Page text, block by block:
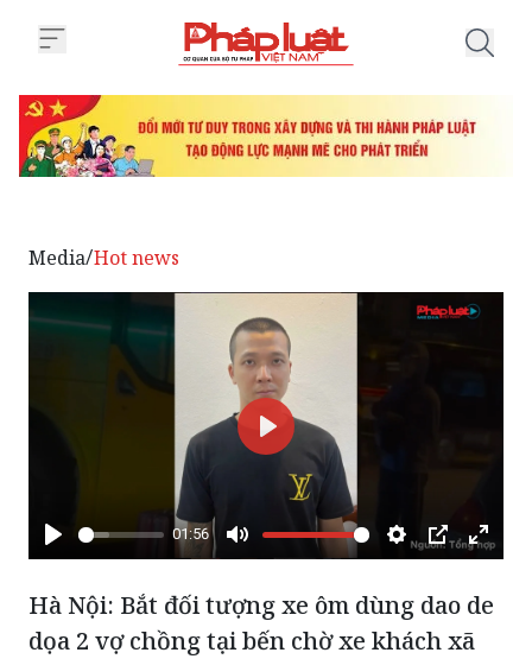
Media/Hot news
Phát
01:56
Tắt
tiếng
Cài
Chế Xem
toàn
Phát
Hà Nội: Bắt đối tượng xe ôm dùng dao de
dọa 2 vợ chồng tại bến chờ xe khách xã